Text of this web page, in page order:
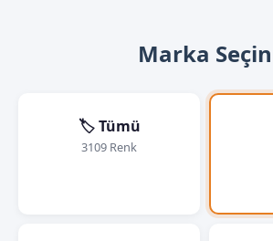
Marka Seçin
🏷️ Tümü
3109 Renk